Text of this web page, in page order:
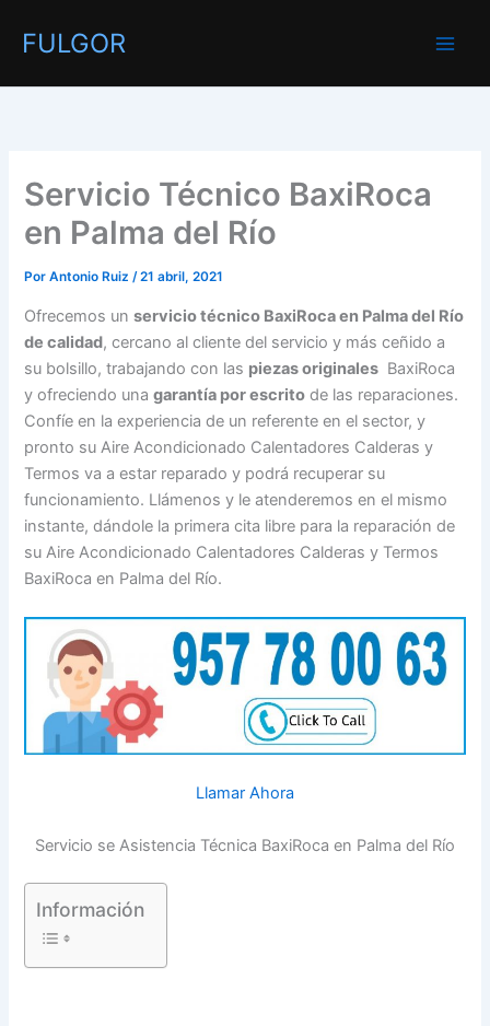
FULGOR
Servicio Técnico BaxiRoca
en Palma del Río
PorAntonio Ruiz/21 abril, 2021
Ofrecemos unservicio técnico BaxiRoca en Palma del Río
de calidad, cercano al cliente del servicio y más ceñido a
su bolsillo, trabajando con las piezas originales BaxiRoca
y ofreciendo unagarantía por escrito de las reparaciones.
Confíe en la experiencia de un referente en el sector, y
pronto su Aire Acondicionado Calentadores Calderas y
Termos va a estar reparado y podrá recuperar su
funcionamiento. Llámenos y le atenderemos en el mismo
instante, dándole la primera cita libre para la reparación de
su Aire Acondicionado Calentadores Calderas y Termos
BaxiRoca en Palma del Río.
Llamar Ahora
Servicio se Asistencia Técnica BaxiRoca en Palma del Río
Información